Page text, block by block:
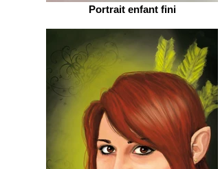
Portrait enfant fini